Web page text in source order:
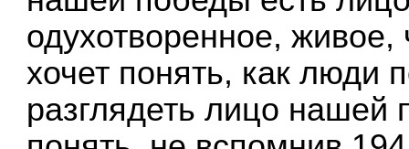
одухотворенное, живое,
хочет понять, как
разглядеть лицо нашей